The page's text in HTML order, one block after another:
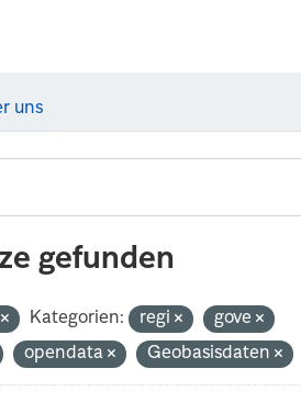
uns
gefunden
Kategorien: regi
gove
opendata Geobasisdaten